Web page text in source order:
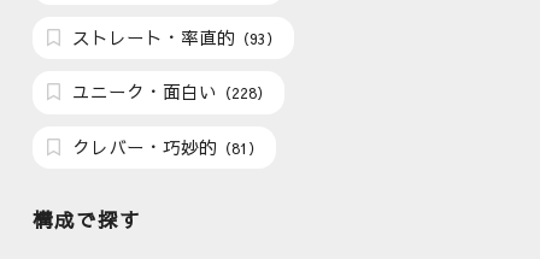
ストレート・率直的 （93）
ユニーク・面白い （228）
クレバー・巧妙的 （81）
構成で探す